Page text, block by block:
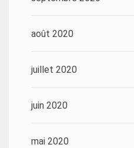
août 2020
juillet 2020
juin 2020
mai 2020